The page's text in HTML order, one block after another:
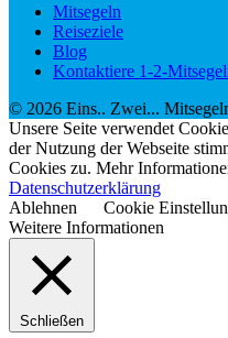
Mitsegeln
Reiseziele
Blog
Kontaktiere 1-2-
© 2026 Eins.. Zwei...
Unsere Seite verwendet
der Nutzung der Webseite
Cookies zu. Mehr
Datenschutzerklärung
Ablehnen
Cookie
Weitere Informationen
Schließen